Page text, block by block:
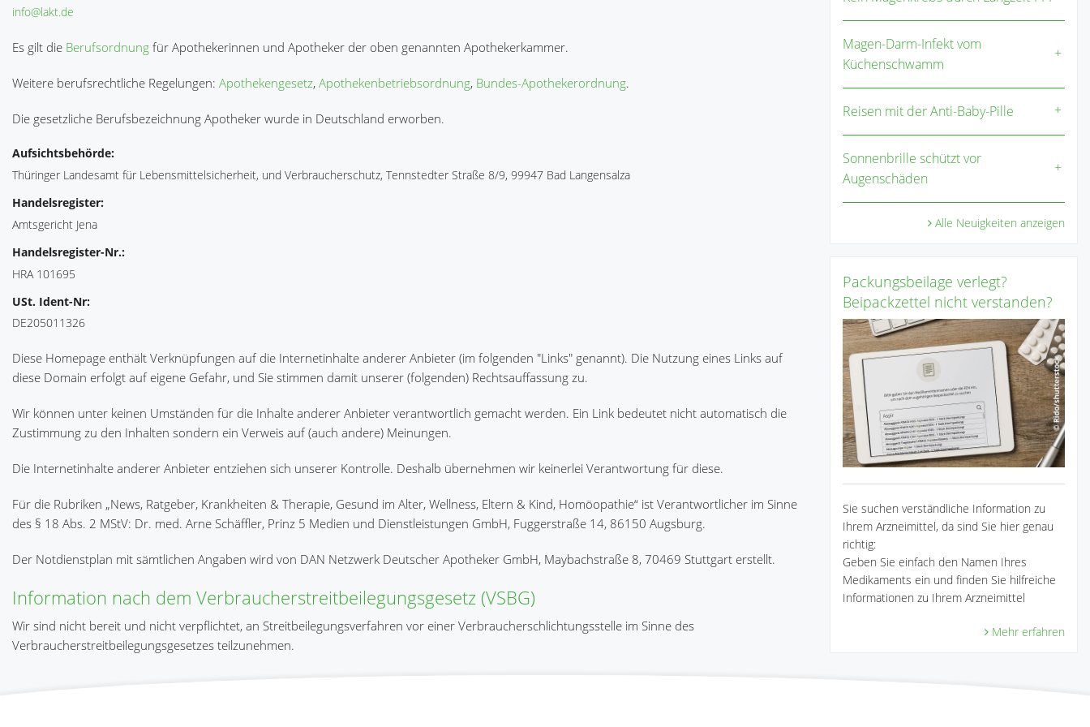
info@lakt.de
Es gilt die Berufsordnung für Apothekerinnen und Apotheker der oben genannten Apothekerkammer.
Weitere berufsrechtliche Regelungen: Apothekengesetz, Apothekenbetriebsordnung, Bundes-Apothekerordnung.
Die gesetzliche Berufsbezeichnung Apotheker wurde in Deutschland erworben.
Aufsichtsbehörde:
Thüringer Landesamt für Lebensmittelsicherheit, und Verbraucherschutz, Tennstedter Straße 8/9, 99947 Bad Langensalza
Handelsregister:
Amtsgericht Jena
Handelsregister-Nr.:
HRA 101695
USt. Ident-Nr:
DE205011326
Diese Homepage enthält Verknüpfungen auf die Internetinhalte anderer Anbieter (im folgenden "Links" genannt). Die Nutzung eines Links auf
diese Domain erfolgt auf eigene Gefahr, und Sie stimmen damit unserer (folgenden) Rechtsauffassung zu.
Wir können unter keinen Umständen für die Inhalte anderer Anbieter verantwortlich gemacht werden. Ein Link bedeutet nicht automatisch die
Zustimmung zu den Inhalten sondern ein Verweis auf (auch andere) Meinungen.
Die Internetinhalte anderer Anbieter entziehen sich unserer Kontrolle. Deshalb übernehmen wir keinerlei Verantwortung für diese.
Für die Rubriken „News, Ratgeber, Krankheiten & Therapie, Gesund im Alter, Wellness, Eltern & Kind, Homöopathie“ ist Verantwortlicher im Sinne
des § 18 Abs. 2 MStV: Dr. med. Arne Schäffler, Prinz 5 Medien und Dienstleistungen GmbH, Fuggerstraße 14, 86150 Augsburg.
Der Notdienstplan mit sämtlichen Angaben wird von DAN Netzwerk Deutscher Apotheker GmbH, Maybachstraße 8, 70469 Stuttgart erstellt.
Information nach dem Verbraucherstreitbeilegungsgesetz (VSBG)
Wir sind nicht bereit und nicht verpflichtet, an Streitbeilegungsverfahren vor einer Verbraucherschlichtungsstelle im Sinne des
Verbraucherstreitbeilegungsgesetzes teilzunehmen.
Magen-Darm-Infekt vom
Küchenschwamm
Reisen mit der Anti-Baby-Pille
Sonnenbrille schützt vor
Augenschäden
Alle Neuigkeiten anzeigen
Packungsbeilage verlegt?
Beipackzettel nicht verstanden?
Sie suchen verständliche Information zu
Ihrem Arzneimittel, da sind Sie hier genau
richtig:
Geben Sie einfach den Namen Ihres
Medikaments ein und finden Sie hilfreiche
Informationen zu Ihrem Arzneimittel
Mehr erfahren